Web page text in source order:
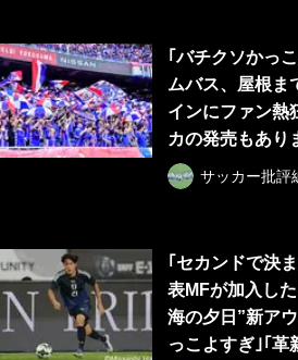
｢バチクソかっ
ムバス、屋根ま
インにファン熱
カの発売もあり
サッカー批評
｢セカンドで決
表MFが加入し
海の夕日”新ア
っこよすぎ｣｢革